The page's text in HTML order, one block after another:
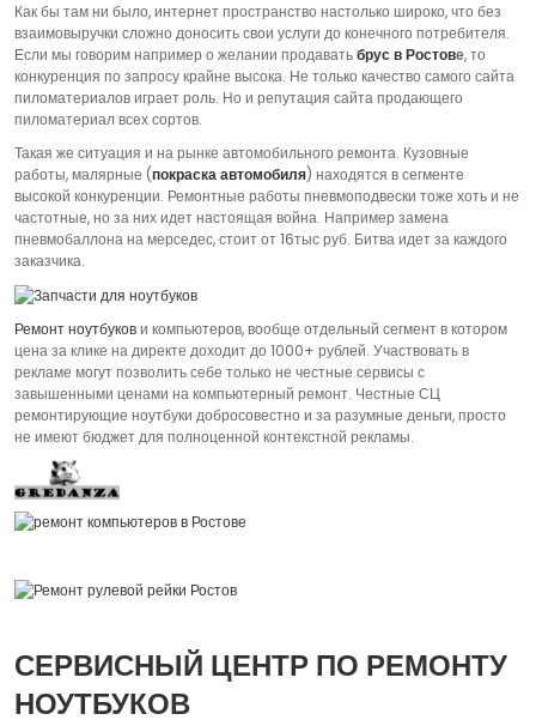
Как бы там ни было, интернет пространство настолько широко, что без
взаимовыручки сложно доносить свои услуги до конечного потребителя.
Если мы говорим например о желании продаватьбрус в Ростове, то
конкуренция по запросу крайне высока. Не только качество самого сайта
пиломатериалов играет роль. Но и репутация сайта продающего
пиломатериал всех сортов.
Такая же ситуация и на рынке автомобильного ремонта. Кузовные
работы, малярные (покраска автомобиля) находятся в сегменте
высокой конкуренции. Ремонтные работы пневмоподвески тоже хоть и не
частотные, но за них идет настоящая война. Например замена
пневмобаллона на мерседес, стоит от 16тыс руб. Битва идет за каждого
заказчика.
Ремонт ноутбукови компьютеров, вообще отдельный сегмент в котором
цена за клике на директе доходит до 1000+ рублей. Участвовать в
рекламе могут позволить себе только не честные сервисы с
завышенными ценами на компьютерный ремонт. Честные СЦ
ремонтирующие ноутбуки добросовестно и за разумные деньги, просто
не имеют бюджет для полноценной контекстной рекламы.
СЕРВИСНЫЙ ЦЕНТР ПО РЕМОНТУ
НОУТБУКОВ